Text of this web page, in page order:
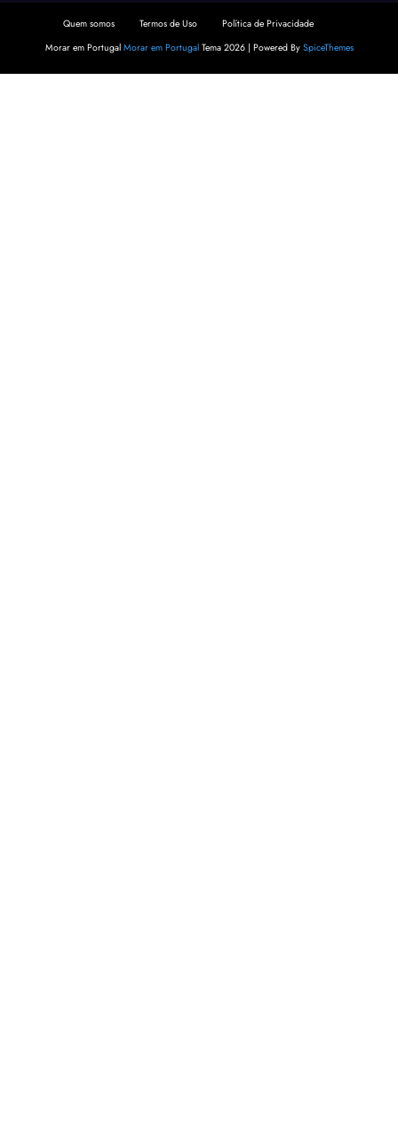
Quem somos Termos de Uso
Política de Privacidade
Morar em Portugal Morar em PortugalTema 2026 | Powered By SpiceThemes